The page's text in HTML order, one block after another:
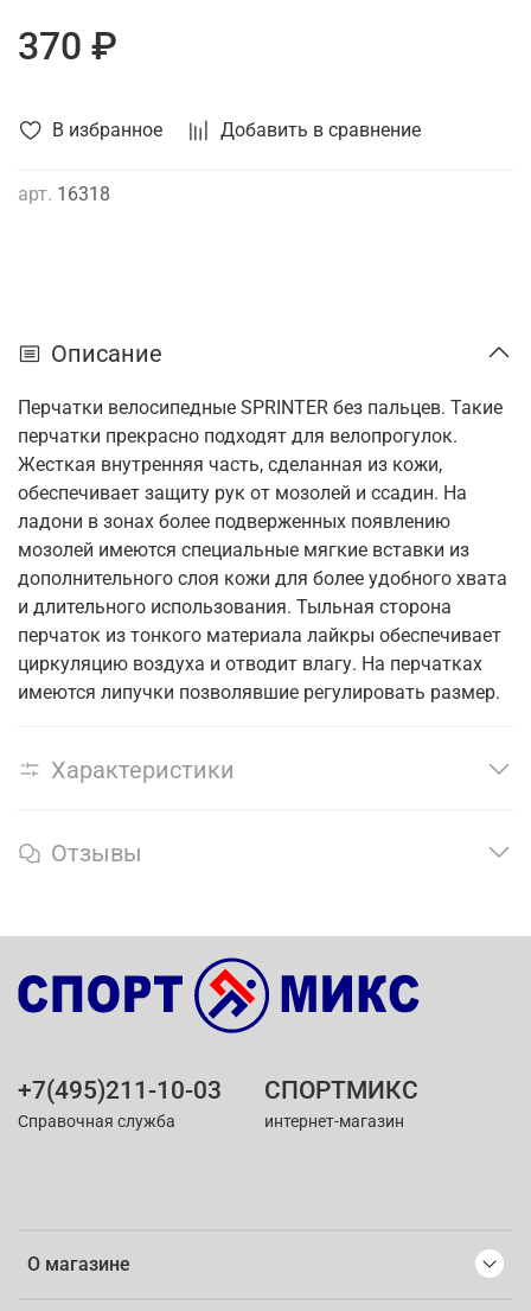
В избранное Добавить в сравнение
арт. 16318
370 ₽
Описание
Перчатки велосипедные SPRINTER без пальцев. Такие
перчатки прекрасно подходят для велопрогулок.
Жесткая внутренняя часть, сделанная из кожи,
обеспечивает защиту рук от мозолей и ссадин. На
ладони в зонах более подверженных появлению
мозолей имеются специальные мягкие вставки из
дополнительного слоя кожи для более удобного хвата
и длительного использования. Тыльная сторона
перчаток из тонкого материала лайкры обеспечивает
циркуляцию воздуха и отводит влагу. На перчатках
имеются липучки позволявшие регулировать размер.
Характеристики
Отзывы
О магазине
+7(495)211-10-03
Справочная служба
СПОРТМИКС
интернет-магазин